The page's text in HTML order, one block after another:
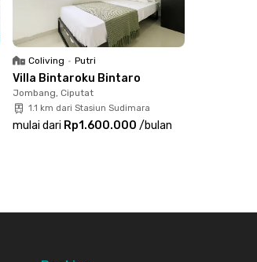
Coliving • Putri
Villa Bintaroku Bintaro
Jombang, Ciputat
1.1 km dari Stasiun Sudimara
mulai dari Rp1.600.000 /bulan